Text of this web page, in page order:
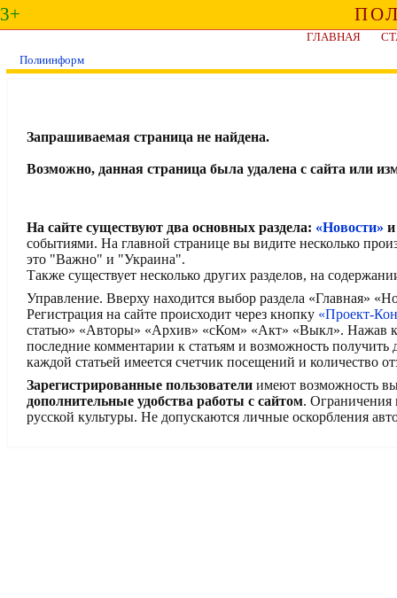
3+
ГЛАВНАЯ
Полиинформ
Запрашиваемая страница не найдена.
Возможно, данная страница была удалена с сайта или
На сайте существуют два основных раздела: «Новости»
событиями. На главной странице вы видите несколько
это "Важно" и "Украина".
Также существует несколько других разделов, на
Управление. Вверху находится выбор раздела «Главная»
Регистрация на сайте происходит через кнопку «Проект-
статью» «Авторы» «Архив» «сКом» «Акт» «Выкл». Нажав
последние комментарии к статьям и возможность
каждой статьей имеется счетчик посещений и количество
Зарегистрированные пользователи имеют возможность
дополнительные удобства работы с сайтом.
русской культуры. Не допускаются личные оскорбления